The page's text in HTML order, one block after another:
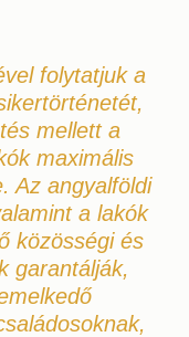
folytatjuk a
mellett a
maximális
Az angyalföldi
a lakók
közösségi és
garantálják,